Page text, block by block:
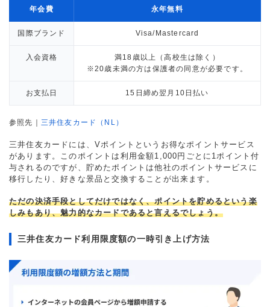
年会費 永年無料
国際ブランド Visa/Mastercard
入会資格
満18歳以上（高校生は除く）
※20歳未満の方は保護者の同意が必要です。
お支払日 15日締め翌月10日払い
参照先｜ 三井住友カード（NL）
三井住友カードには、Vポイントというお得なポイントサービス
があります。このポイントは利用金額1,000円ごとに1ポイント付
与されるのですが、貯めたポイントは他社のポイントサービスに
移行したり、好きな景品と交換することが出来ます。
ただの決済手段としてだけではなく、ポイントを貯めるという楽
しみもあり、魅力的なカードであると言えるでしょう。
三井住友カード利用限度額の一時引き上げ方法